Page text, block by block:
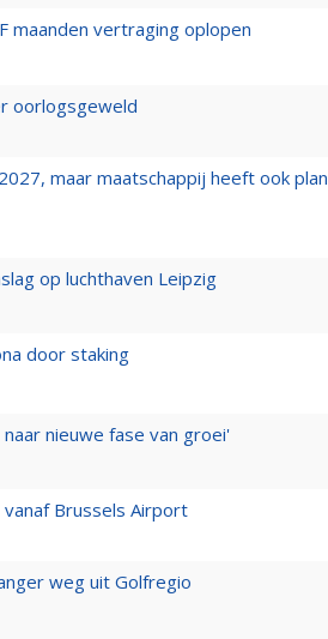
maanden vertraging oplopen
oorlogsgeweld
maar maatschappij heeft ook plan
op luchthaven Leipzig
door staking
nieuwe fase van groei'
Brussels Airport
weg uit Golfregio